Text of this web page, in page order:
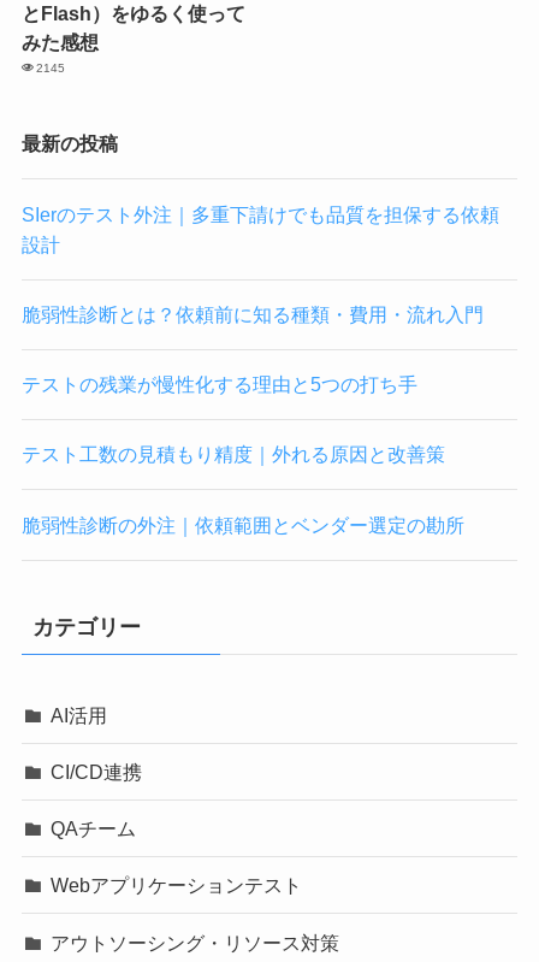
とFlash）をゆるく使って
みた感想
2145
最新の投稿
SIerのテスト外注｜多重下請けでも品質を担保する依頼
設計
脆弱性診断とは？依頼前に知る種類・費用・流れ入門
テストの残業が慢性化する理由と5つの打ち手
テスト工数の見積もり精度｜外れる原因と改善策
脆弱性診断の外注｜依頼範囲とベンダー選定の勘所
カテゴリー
AI活用
CI/CD連携
QAチーム
Webアプリケーションテスト
アウトソーシング・リソース対策